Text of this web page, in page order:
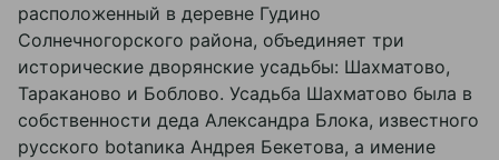
расположенный в деревне Гудино
Солнечногорского района, объединяет три
исторические дворянские усадьбы: Шахматово,
Тараканово и Боблово. Усадьба Шахматово была в
собственности деда Александра Блока, известного
русского botanика Андрея Бекетова, а имение